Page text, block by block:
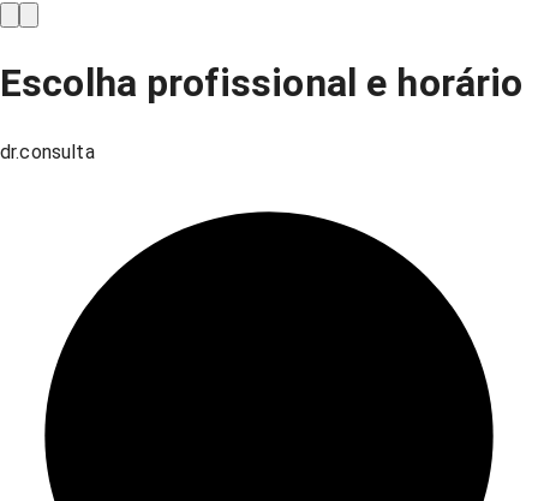
Escolha profissional e horário
dr.consulta